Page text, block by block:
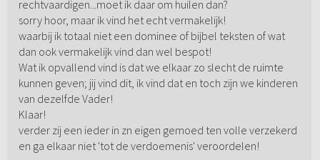
rechtvaardigen...moet ik daar om huilen dan?
sorry hoor, maar ik vind het echt vermakelijk!
waarbij ik totaal niet een dominee of bijbel teksten of wat
dan ook vermakelijk vind dan wel bespot!
Wat ik opvallend vind is dat we elkaar zo slecht de ruimte
kunnen geven; jij vind dit, ik vind dat en toch zijn we kinderen
van dezelfde Vader!
Klaar!
verder zij een ieder in zn eigen gemoed ten volle verzekerd
en ga elkaar niet 'tot de verdoemenis' veroordelen!